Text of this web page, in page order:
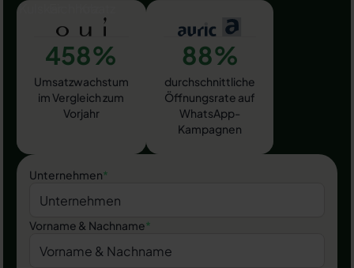
458%
Umsatzwachstum
im Vergleich zum
Vorjahr
88%
durchschnittliche
Öffnungsrate auf
WhatsApp-
Kampagnen
Unternehmen*
Vorname & Nachname*